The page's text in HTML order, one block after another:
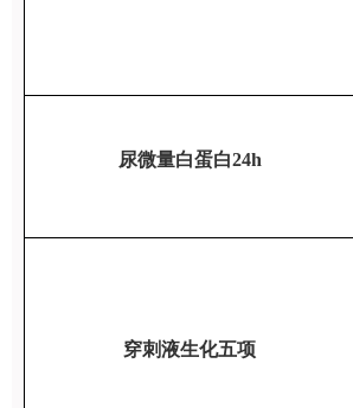
尿微量白蛋白24h
穿刺液生化五项